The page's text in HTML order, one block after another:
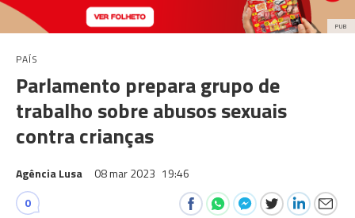
PUB
PAÍS
Parlamento prepara grupo de
trabalho sobre abusos sexuais
contra crianças
Agência Lusa 08 mar 2023 19:46
0